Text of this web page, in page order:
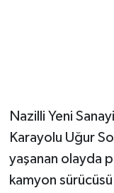
Nazilli Yeni
Karayolu Uğur
yaşanan olayda
kamyon